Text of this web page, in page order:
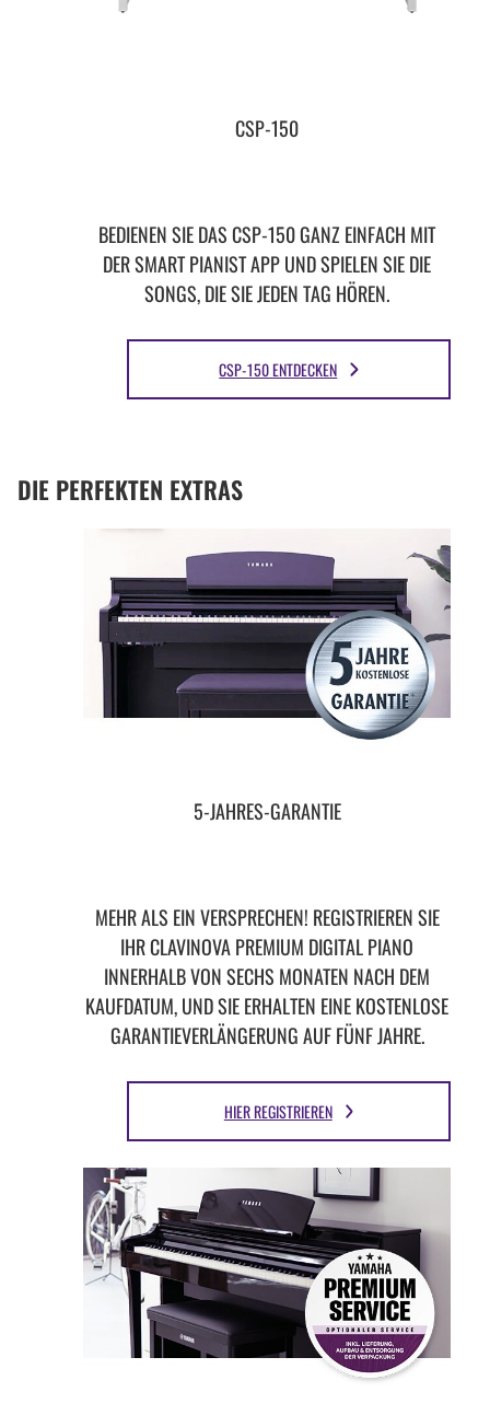
CSP-150
BEDIENEN SIE DAS CSP-150 GANZ EINFACH MIT
DER SMART PIANIST APP UND SPIELEN SIE DIE
SONGS, DIE SIE JEDEN TAG HÖREN.
CSP-150 ENTDECKEN
DIE PERFEKTEN EXTRAS
5-JAHRES-GARANTIE
MEHR ALS EIN VERSPRECHEN! REGISTRIEREN SIE
IHR CLAVINOVA PREMIUM DIGITAL PIANO
INNERHALB VON SECHS MONATEN NACH DEM
KAUFDATUM, UND SIE ERHALTEN EINE KOSTENLOSE
GARANTIEVERLÄNGERUNG AUF FÜNF JAHRE.
HIER REGISTRIEREN